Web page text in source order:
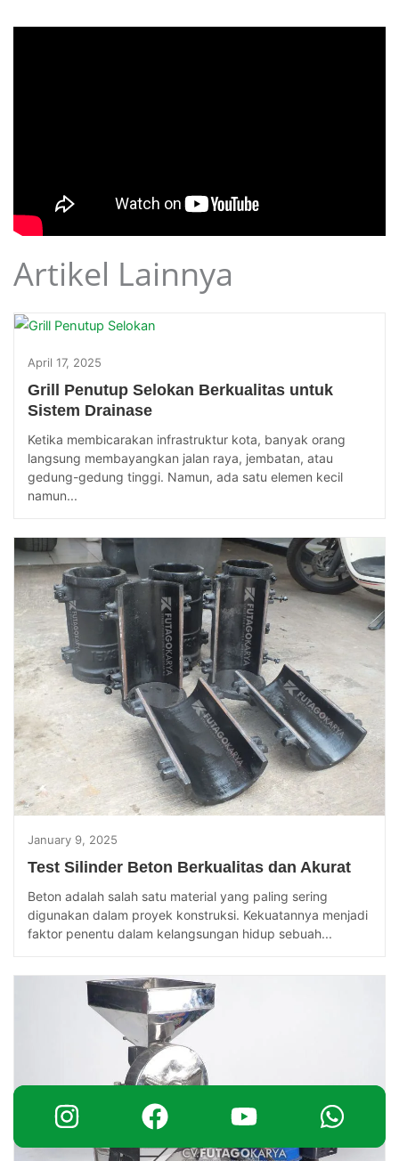
Artikel Lainnya
April 17, 2025
Grill Penutup Selokan Berkualitas untuk
Sistem Drainase
Ketika membicarakan infrastruktur kota, banyak orang
langsung membayangkan jalan raya, jembatan, atau
gedung-gedung tinggi. Namun, ada satu elemen kecil
namun...
January 9, 2025
Test Silinder Beton Berkualitas dan Akurat
Beton adalah salah satu material yang paling sering
digunakan dalam proyek konstruksi. Kekuatannya menjadi
faktor penentu dalam kelangsungan hidup sebuah...